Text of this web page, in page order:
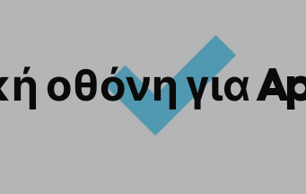
οθόνη για